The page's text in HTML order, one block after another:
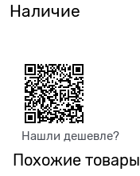
Наличие
Нашли дешевле?
Похожие товары